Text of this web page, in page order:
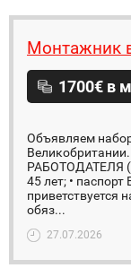
Монтажник
1700€ в
Объявляем
РАБОТОДАТЕЛЯ
45 лет; •
приветствуется
обяз...
27.07.2026